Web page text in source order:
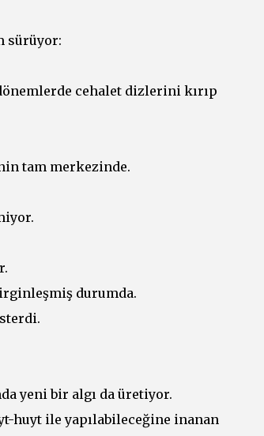
sürüyor:
cehalet dizlerini kırıp
tam merkezinde.
durumda.
yeni bir algı da üretiyor.
huyt ile yapılabileceğine inanan